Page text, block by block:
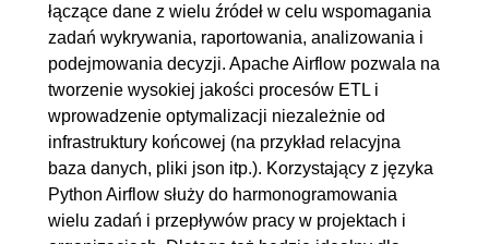
4.1. Domyślne argumenty
DAGa
00:05:41
4.2. Variable
00:07:38
4.3. XCOMs
00:15:56
4.4. Szablony Jinja
OGLĄDAJ »
00:09:16
4.5. Parametry DAGa (Config)
00:12:05
łączące dane z wielu źródeł w celu wspomagania
zadań wykrywania, raportowania, analizowania i
podejmowania decyzji. Apache Airflow pozwala na
tworzenie wysokiej jakości procesów ETL i
wprowadzenie optymalizacji niezależnie od
infrastruktury końcowej (na przykład relacyjna
baza danych, pliki json itp.). Korzystający z języka
Python Airflow służy do harmonogramowania
wielu zadań i przepływów pracy w projektach i